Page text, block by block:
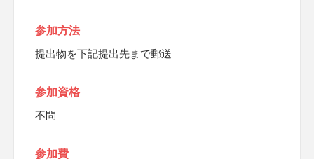
参加方法
提出物を下記提出先まで郵送
参加資格
不問
参加費